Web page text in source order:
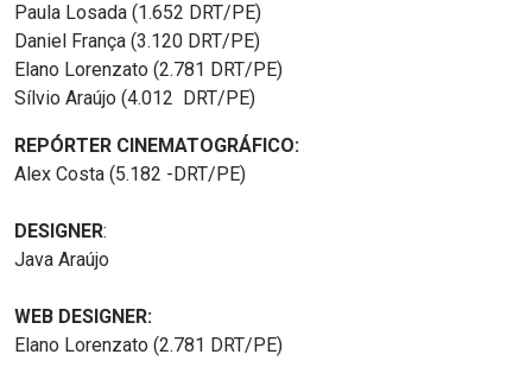
Paula Losada (1.652 DRT/PE)
Daniel França (3.120 DRT/PE)
Elano Lorenzato (2.781 DRT/PE)
Sílvio Araújo (4.012 DRT/PE)
REPÓRTER CINEMATOGRÁFICO:
Alex Costa (5.182 -DRT/PE)
DESIGNER:
Java Araújo
WEB DESIGNER:
Elano Lorenzato (2.781 DRT/PE)